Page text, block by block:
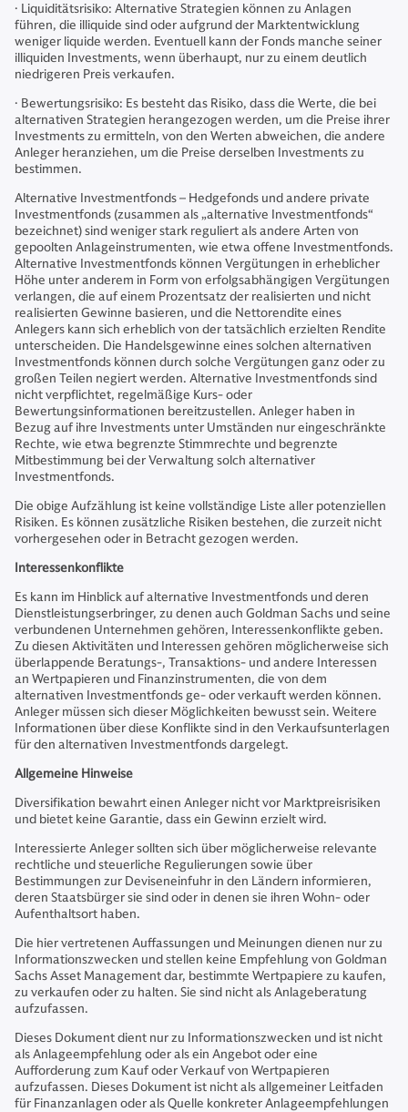
· Liquiditätsrisiko: Alternative Strategien können zu Anlagen
führen, die illiquide sind oder aufgrund der Marktentwicklung
weniger liquide werden. Eventuell kann der Fonds manche seiner
illiquiden Investments, wenn überhaupt, nur zu einem deutlich
niedrigeren Preis verkaufen.
· Bewertungsrisiko: Es besteht das Risiko, dass die Werte, die bei
alternativen Strategien herangezogen werden, um die Preise ihrer
Investments zu ermitteln, von den Werten abweichen, die andere
Anleger heranziehen, um die Preise derselben Investments zu
bestimmen.
Alternative Investmentfonds – Hedgefonds und andere private
Investmentfonds (zusammen als „alternative Investmentfonds“
bezeichnet) sind weniger stark reguliert als andere Arten von
gepoolten Anlageinstrumenten, wie etwa offene Investmentfonds.
Alternative Investmentfonds können Vergütungen in erheblicher
Höhe unter anderem in Form von erfolgsabhängigen Vergütungen
verlangen, die auf einem Prozentsatz der realisierten und nicht
realisierten Gewinne basieren, und die Nettorendite eines
Anlegers kann sich erheblich von der tatsächlich erzielten Rendite
unterscheiden. Die Handelsgewinne eines solchen alternativen
Investmentfonds können durch solche Vergütungen ganz oder zu
großen Teilen negiert werden. Alternative Investmentfonds sind
nicht verpflichtet, regelmäßige Kurs- oder
Bewertungsinformationen bereitzustellen. Anleger haben in
Bezug auf ihre Investments unter Umständen nur eingeschränkte
Rechte, wie etwa begrenzte Stimmrechte und begrenzte
Mitbestimmung bei der Verwaltung solch alternativer
Investmentfonds.
Die obige Aufzählung ist keine vollständige Liste aller potenziellen
Risiken. Es können zusätzliche Risiken bestehen, die zurzeit nicht
vorhergesehen oder in Betracht gezogen werden.
Interessenkonflikte
Es kann im Hinblick auf alternative Investmentfonds und deren
Dienstleistungserbringer, zu denen auch Goldman Sachs und seine
verbundenen Unternehmen gehören, Interessenkonflikte geben.
Zu diesen Aktivitäten und Interessen gehören möglicherweise sich
überlappende Beratungs-, Transaktions- und andere Interessen
an Wertpapieren und Finanzinstrumenten, die von dem
alternativen Investmentfonds ge- oder verkauft werden können.
Anleger müssen sich dieser Möglichkeiten bewusst sein. Weitere
Informationen über diese Konflikte sind in den Verkaufsunterlagen
für den alternativen Investmentfonds dargelegt.
Allgemeine Hinweise
Diversifikation bewahrt einen Anleger nicht vor Marktpreisrisiken
und bietet keine Garantie, dass ein Gewinn erzielt wird.
Interessierte Anleger sollten sich über möglicherweise relevante
rechtliche und steuerliche Regulierungen sowie über
Bestimmungen zur Deviseneinfuhr in den Ländern informieren,
deren Staatsbürger sie sind oder in denen sie ihren Wohn- oder
Aufenthaltsort haben.
Die hier vertretenen Auffassungen und Meinungen dienen nur zu
Informationszwecken und stellen keine Empfehlung von Goldman
Sachs Asset Management dar, bestimmte Wertpapiere zu kaufen,
zu verkaufen oder zu halten. Sie sind nicht als Anlageberatung
aufzufassen.
Dieses Dokument dient nur zu Informationszwecken und ist nicht
als Anlageempfehlung oder als ein Angebot oder eine
Aufforderung zum Kauf oder Verkauf von Wertpapieren
aufzufassen. Dieses Dokument ist nicht als allgemeiner Leitfaden
für Finanzanlagen oder als Quelle konkreter Anlageempfehlungen